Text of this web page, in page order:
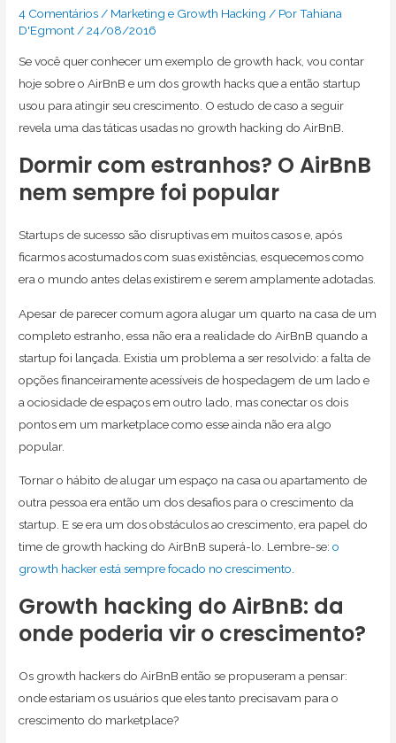
4 Comentários / Marketing e Growth Hacking / PorTahiana
D'Egmont /24/08/2016
Se você quer conhecer um exemplo de growth hack, vou contar
hoje sobre o AirBnB e um dos growth hacks que a então startup
usou para atingir seu crescimento. O estudo de caso a seguir
revela uma das táticas usadas no growth hacking do AirBnB.
Dormir com estranhos? O AirBnB
nem sempre foi popular
Startups de sucesso são disruptivas em muitos casos e, após
ficarmos acostumados com suas existências, esquecemos como
era o mundo antes delas existirem e serem amplamente adotadas.
Apesar de parecer comum agora alugar um quarto na casa de um
completo estranho, essa não era a realidade do AirBnB quando a
startup foi lançada. Existia um problema a ser resolvido: a falta de
opções financeiramente acessíveis de hospedagem de um lado e
a ociosidade de espaços em outro lado, mas conectar os dois
pontos em um marketplace como esse ainda não era algo
popular.
Tornar o hábito de alugar um espaço na casa ou apartamento de
outra pessoa era então um dos desafios para o crescimento da
startup. E se era um dos obstáculos ao crescimento, era papel do
time de growth hacking do AirBnB superá-lo. Lembre-se:o
growth hacker está sempre focado no crescimento.
Growth hacking do AirBnB: da
onde poderia vir o crescimento?
Os growth hackers do AirBnB então se propuseram a pensar:
onde estariam os usuários que eles tanto precisavam para o
crescimento do marketplace?